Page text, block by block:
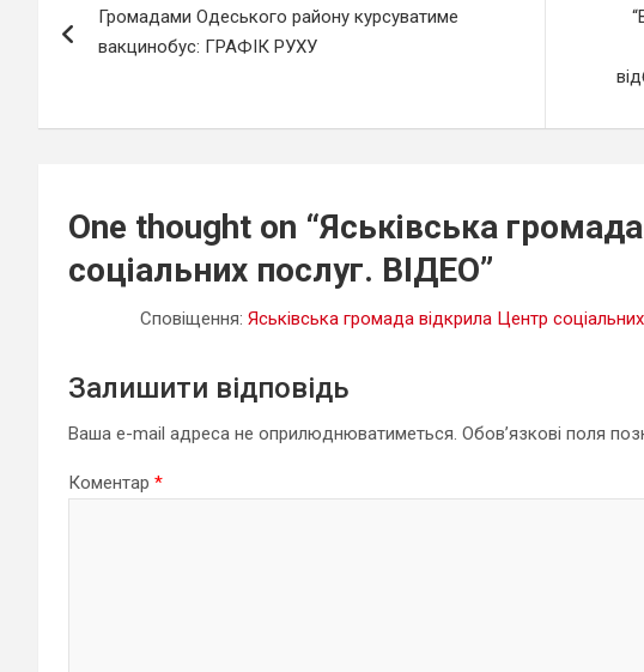
записів
Громадами Одеського району курсуватиме
вакцинобус: ГРАФІК РУХУ
One thought on “Яськівська
соціальних послуг. ВІДЕО”
Сповіщення: Яськівська громада відкрила Центр
Залишити відповідь
Ваша e-mail адреса не оприлюднюватиметься. Обов’язкові поля
Коментар *